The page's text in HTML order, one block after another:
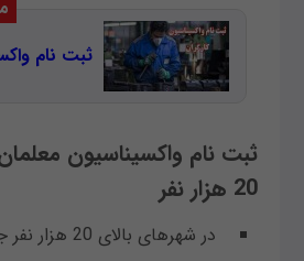
ثبت نام
ثبت نام واکسیناسیون
20 هزار نفر
در شهر‌های